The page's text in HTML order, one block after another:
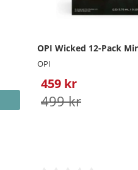
OPI Wicked 12-Pack
OPI
459 kr
499 kr